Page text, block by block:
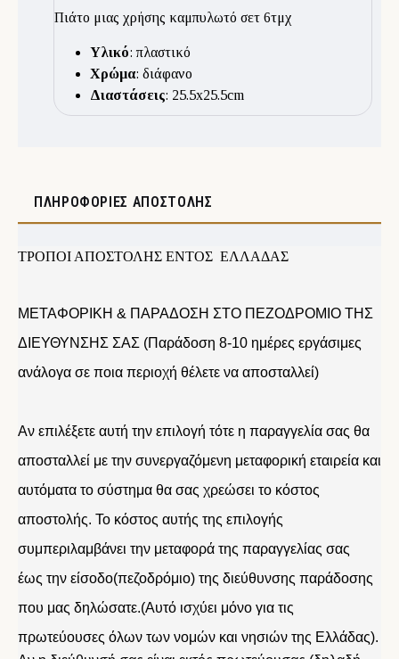
Πιάτo μιας χρήσης καμπυλωτό σετ 6τμχ
Υλικό: πλαστικό
Χρώμα: διάφανο
Διαστάσεις: 25.5x25.5cm
ΠΛΗΡΟΦΟΡΊΕΣ ΑΠΟΣΤΟΛΉΣ
ΤΡΟΠΟΙ ΑΠΟΣΤΟΛΗΣ ΕΝΤΟΣ ΕΛΛΑΔΑΣ
ΜΕΤΑΦΟΡΙΚΗ & ΠΑΡΑΔΟΣΗ ΣΤΟ ΠΕΖΟΔΡΟΜΙΟ ΤΗΣ
ΔΙΕΥΘΥΝΣΗΣ ΣΑΣ (Παράδοση 8-10 ημέρες εργάσιμες
ανάλογα σε ποια περιοχή θέλετε να αποσταλλεί)
Αν επιλέξετε αυτή την επιλογή τότε η παραγγελία σας θα
αποσταλλεί με την συνεργαζόμενη μεταφορική εταιρεία και
αυτόματα το σύστημα θα σας χρεώσει το κόστος
αποστολής. Το κόστος αυτής της επιλογής
συμπεριλαμβάνει την μεταφορά της παραγγελίας σας
έως την είσοδο(πεζοδρόμιο) της διεύθυνσης παράδοσης
που μας δηλώσατε.(Αυτό ισχύει μόνο για τις
πρωτεύουσες όλων των νομών και νησιών της Ελλάδας).